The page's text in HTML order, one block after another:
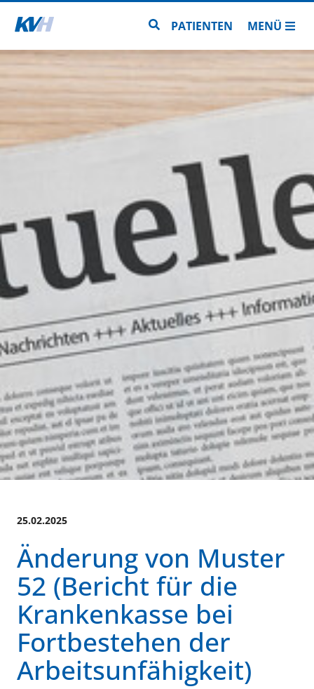
Zur Startseite Zur Seitensuche
PATIENTEN MENÜ
25.02.2025
Änderung von Muster
52 (Bericht für die
Krankenkasse bei
Fortbestehen der
Arbeitsunfähigkeit)